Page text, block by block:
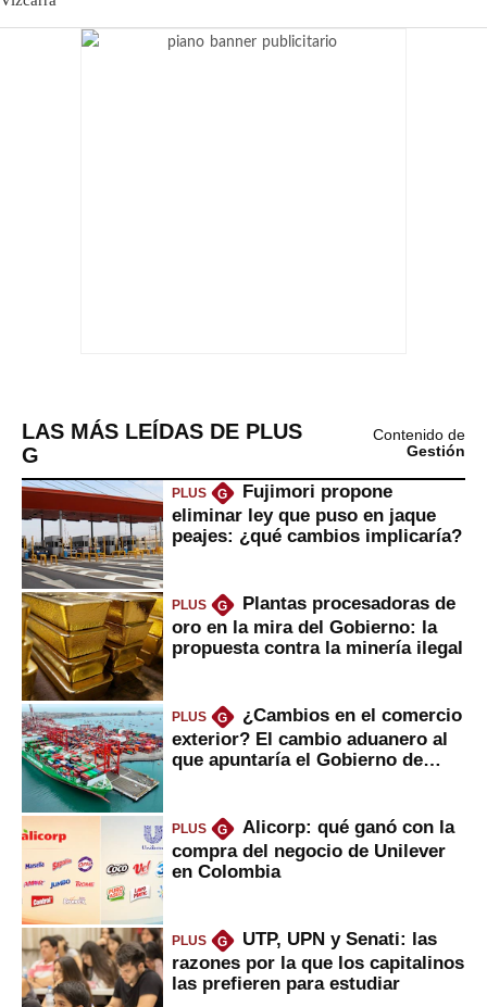
LAS MÁS LEÍDAS DE PLUS
G
Contenido de
Gestión
PLUS G
Fujimori propone
eliminar ley que puso en jaque
peajes: ¿qué cambios implicaría?
PLUS G
Plantas procesadoras de
oro en la mira del Gobierno: la
propuesta contra la minería ilegal
PLUS G
¿Cambios en el comercio
exterior? El cambio aduanero al
que apuntaría el Gobierno de
PLUS G
Alicorp: qué ganó con la
compra del negocio de Unilever
en Colombia
PLUS G
UTP, UPN y Senati: las
razones por la que los capitalinos
las prefieren para estudiar